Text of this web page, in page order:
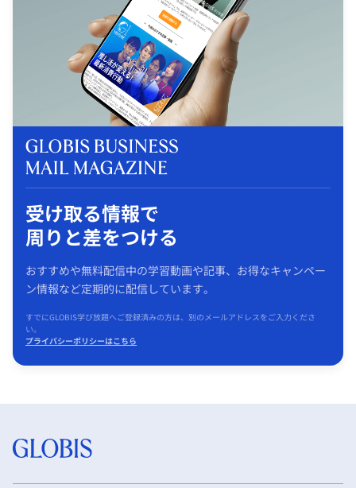
受け取る情報で
周りと差をつける
おすすめや無料配信中の学習動画や記事、お得なキャンペー
ン情報など定期的に配信しています。
すでにGLOBIS学び放題へご登録済みの方は、別のメールアドレスをご入力くださ
い。
プライバシーポリシーはこちら